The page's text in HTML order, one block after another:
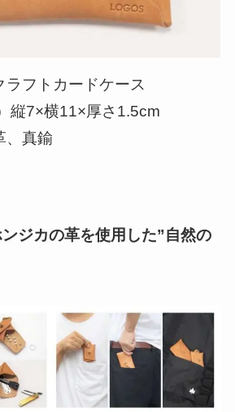
ラフトカードケース
縦7×横11×厚さ1.5cm
、真鍮
ジカの革を使用した”自然の